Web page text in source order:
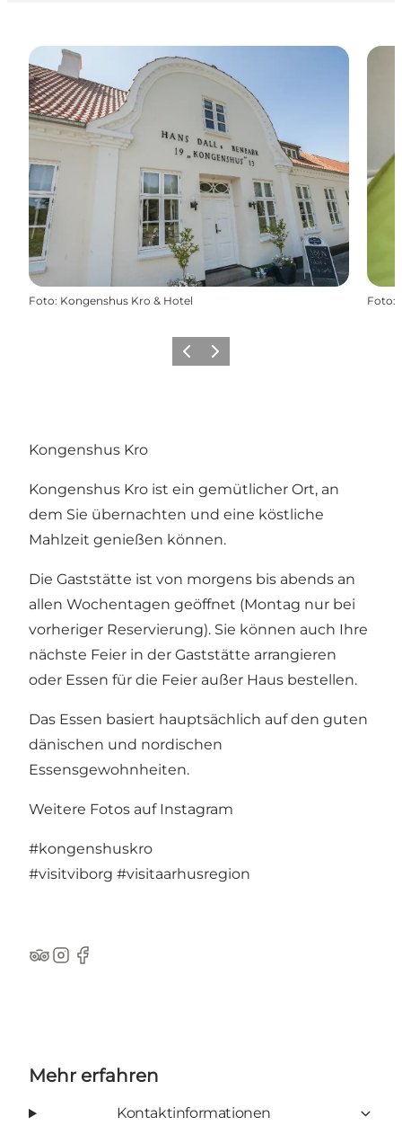
Foto: Kongenshus Kro & Hotel Foto:
ZurückWeiter
Kongenshus Kro
Kongenshus Kro ist ein gemütlicher Ort, an
dem Sie übernachten und eine köstliche
Mahlzeit genießen können.
Die Gaststätte ist von morgens bis abends an
allen Wochentagen geöffnet (Montag nur bei
vorheriger Reservierung). Sie können auch Ihre
nächste Feier in der Gaststätte arrangieren
oder Essen für die Feier außer Haus bestellen.
Das Essen basiert hauptsächlich auf den guten
dänischen und nordischen
Essensgewohnheiten.
Weitere Fotos auf Instagram
#kongenshuskro
#visitviborg #visitaarhusregion
TripAdvisor
Instagram
Facebook
Mehr erfahren
Kontaktinformationen